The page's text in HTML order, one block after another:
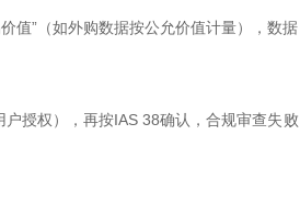
值”（如外购数据按公允价值计量），数据
户授权），再按IAS 38确认，合规审查失败